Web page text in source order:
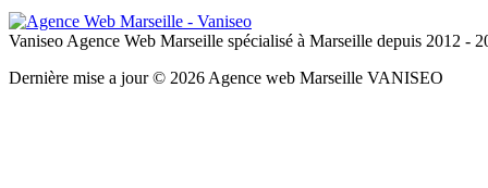
Vaniseo Agence Web Marseille spécialisé à Marseille depuis 2012 -
Dernière mise a jour © 2026 Agence web Marseille VANISEO